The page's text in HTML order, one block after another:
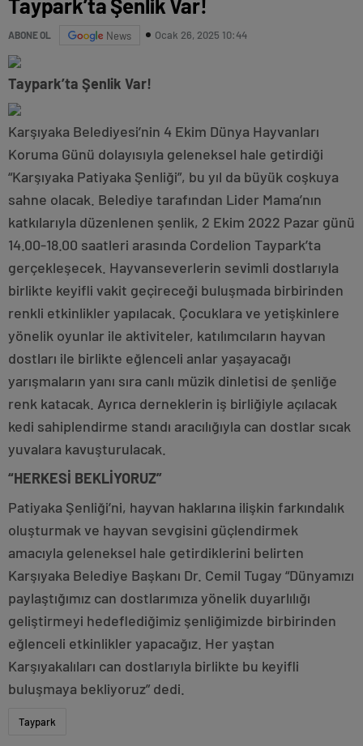
Taypark’ta Şenlik Var!
ABONE OL News Ocak 26, 2025 10:44
Taypark’ta Şenlik Var!
Karşıyaka Belediyesi’nin 4 Ekim Dünya Hayvanları
Koruma Günü dolayısıyla geleneksel hale getirdiği
“Karşıyaka Patiyaka Şenliği”, bu yıl da büyük coşkuya
sahne olacak. Belediye tarafından Lider Mama’nın
katkılarıyla düzenlenen şenlik, 2 Ekim 2022 Pazar günü
14.00-18.00 saatleri arasında Cordelion Taypark’ta
gerçekleşecek. Hayvanseverlerin sevimli dostlarıyla
birlikte keyifli vakit geçireceği buluşmada birbirinden
renkli etkinlikler yapılacak. Çocuklara ve yetişkinlere
yönelik oyunlar ile aktiviteler, katılımcıların hayvan
dostları ile birlikte eğlenceli anlar yaşayacağı
yarışmaların yanı sıra canlı müzik dinletisi de şenliğe
renk katacak. Ayrıca derneklerin iş birliğiyle açılacak
kedi sahiplendirme standı aracılığıyla can dostlar sıcak
yuvalara kavuşturulacak.
“HERKESİ BEKLİYORUZ”
Patiyaka Şenliği’ni, hayvan haklarına ilişkin farkındalık
oluşturmak ve hayvan sevgisini güçlendirmek
amacıyla geleneksel hale getirdiklerini belirten
Karşıyaka Belediye Başkanı Dr. Cemil Tugay “Dünyamızı
paylaştığımız can dostlarımıza yönelik duyarlılığı
geliştirmeyi hedeflediğimiz şenliğimizde birbirinden
eğlenceli etkinlikler yapacağız. Her yaştan
Karşıyakalıları can dostlarıyla birlikte bu keyifli
buluşmaya bekliyoruz” dedi.
Taypark